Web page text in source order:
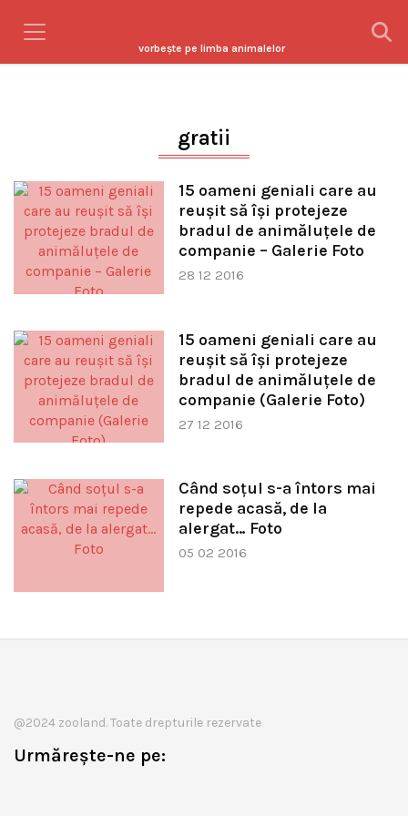
vorbeşte pe limba animalelor
gratii
15 oameni geniali care au
reuşit să îşi protejeze
bradul de animăluţele de
companie – Galerie Foto
28 12 2016
15 oameni geniali care au
reuşit să îşi protejeze
bradul de animăluţele de
companie (Galerie Foto)
27 12 2016
Când soţul s-a întors mai
repede acasă, de la
alergat… Foto
05 02 2016
@2024 zooland. Toate drepturile rezervate
Urmărește-ne pe: